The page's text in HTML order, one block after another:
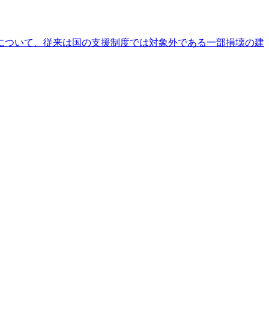
て、従来は国の支援制度では対象外である一部損壊の建